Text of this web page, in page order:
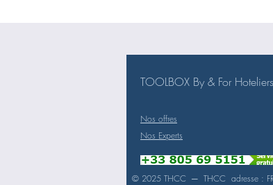
TOOLBOX By & For Hoteliers
Nos offres
Nos Experts
© 2025 THCC ─ THCC adresse :